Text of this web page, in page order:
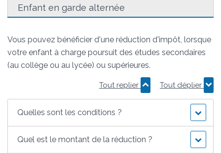
Enfant en garde alternée
Vous pouvez bénéficier d'une réduction d'impôt, lorsque
votre enfant à charge poursuit des études secondaires
(au collège ou au lycée) ou supérieures.
Tout replier Tout déplier
Quelles sont les conditions ?
Quel est le montant de la réduction ?